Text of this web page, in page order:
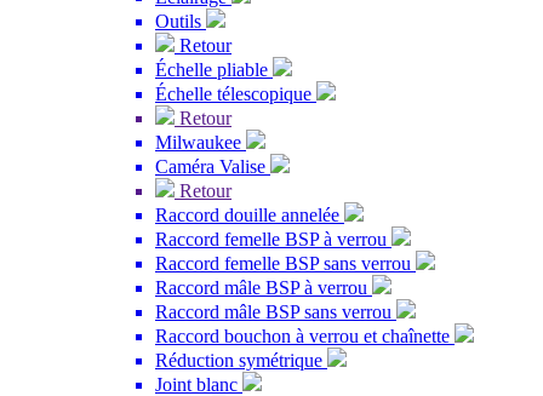
Outils
Retour
Échelle pliable
Échelle télescopique
Retour
Milwaukee
Caméra Valise
Retour
Raccord douille annelée
Raccord femelle BSP à verrou
Raccord femelle BSP sans verrou
Raccord mâle BSP à verrou
Raccord mâle BSP sans verrou
Raccord bouchon à verrou et chaînette
Réduction symétrique
Joint blanc